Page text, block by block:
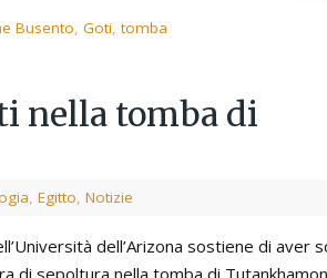
Busento, Goti, tomba
nella tomba di
, Egitto, Notizie
dell’Arizona sostiene di aver